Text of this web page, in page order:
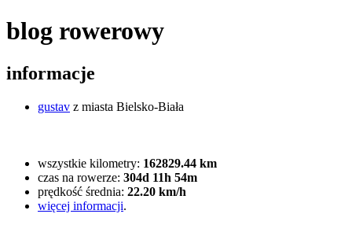
blog rowerowy
informacje
gustav z miasta Bielsko-Biała
wszystkie kilometry: 162829.44 km
czas na rowerze: 304d 11h 54m
prędkość średnia: 22.20 km/h
więcej informacji.